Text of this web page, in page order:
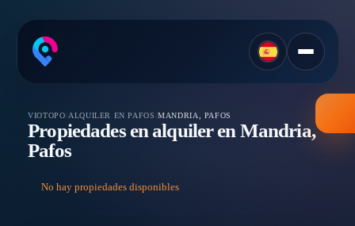
VIOTOPO/ALQUILER EN PAFOS /MANDRIA, PAFOS
Propiedades en alquiler en Mandria,
Pafos
No hay propiedades disponibles